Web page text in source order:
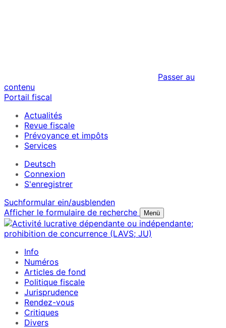
Passer au
contenu
Portail fiscal
Actualités
Revue fiscale
Prévoyance et impôts
Services
Deutsch
Connexion
S'enregistrer
Suchformular ein/ausblenden
Afficher le formulaire de recherche
Menü
Info
Numéros
Articles de fond
Politique fiscale
Jurisprudence
Rendez-vous
Critiques
Divers